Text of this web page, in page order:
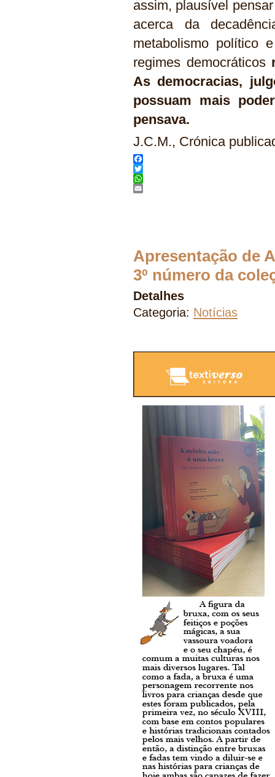
assim, plausível
acerca da
metabolismo político
regimes democráticos
As democracias,
possuam mais
pensava.
J.C.M., Crónica
Facebook
Twitter
WhatsApp
Apresentação de
3º número da
Detalhes
Categoria: Notícias